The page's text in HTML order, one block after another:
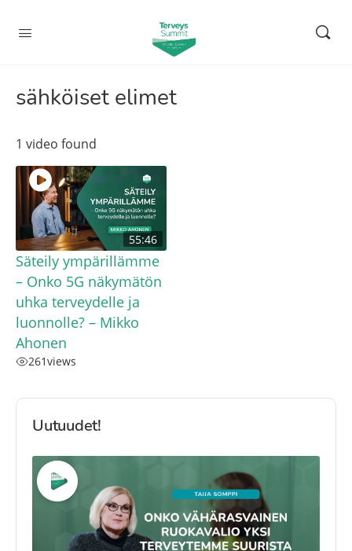
sähköiset elimet
1 video found
55:46
Säteily ympärillämme
– Onko 5G näkymätön
uhka terveydelle ja
luonnolle? – Mikko
Ahonen
261views
Uutuudet!